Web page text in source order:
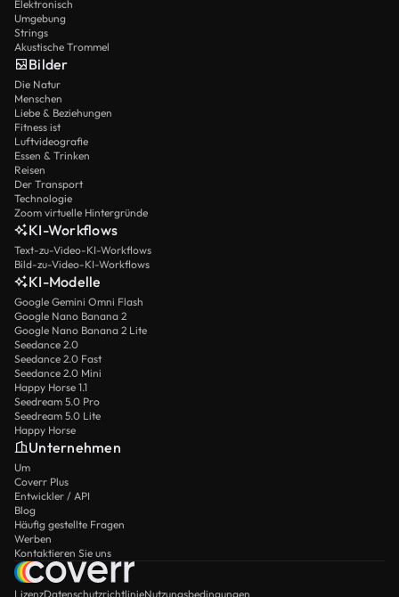
Elektronisch
Umgebung
Strings
Akustische Trommel
Bilder
Die Natur
Menschen
Liebe & Beziehungen
Fitness ist
Luftvideografie
Essen & Trinken
Reisen
Der Transport
Technologie
Zoom virtuelle Hintergründe
KI-Workflows
Text-zu-Video-KI-Workflows
Bild-zu-Video-KI-Workflows
KI-Modelle
Google Gemini Omni Flash
Google Nano Banana 2
Google Nano Banana 2 Lite
Seedance 2.0
Seedance 2.0 Fast
Seedance 2.0 Mini
Happy Horse 1.1
Seedream 5.0 Pro
Seedream 5.0 Lite
Happy Horse
Unternehmen
Um
Coverr Plus
Entwickler / API
Blog
Häufig gestellte Fragen
Werben
Kontaktieren Sie uns
LizenzDatenschutzrichtlinieNutzungsbedingungen